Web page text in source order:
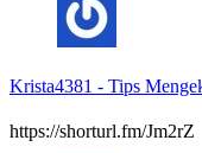
Krista4381 - Tips
https://shorturl.fm/Jm2rZ